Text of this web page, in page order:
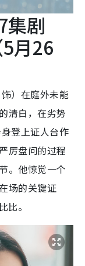
集剧
月26
）在庭外未能
清白，在劣势
登上证人台作
厉盘问的过程
。他惊觉一个
场的关键证
。